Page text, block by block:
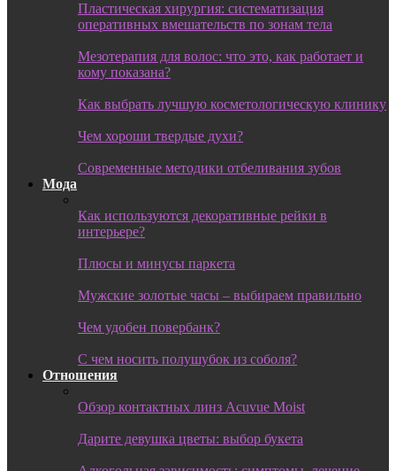
Пластическая хирургия: систематизация
оперативных вмешательств по зонам тела
Мезотерапия для волос: что это, как работает и
кому показана?
Как выбрать лучшую косметологическую клинику
Чем хороши твердые духи?
Современные методики отбеливания зубов
Мода
Как используются декоративные рейки в
интерьере?
Плюсы и минусы паркета
Мужские золотые часы – выбираем правильно
Чем удобен повербанк?
С чем носить полушубок из соболя?
Отношения
Обзор контактных линз Acuvue Moist
Дарите девушка цветы: выбор букета